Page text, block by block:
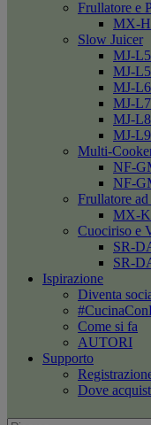
Frullatore e
MX-
Slow Juicer
MJ-
MJ-
MJ-
MJ-
MJ-
MJ-
Multi-
NF-
NF-
Frullatore ad
MX-
Cuociriso e
SR-
SR-
Ispirazione
Diventa
Come si fa
AUTORI
Supporto
Dove